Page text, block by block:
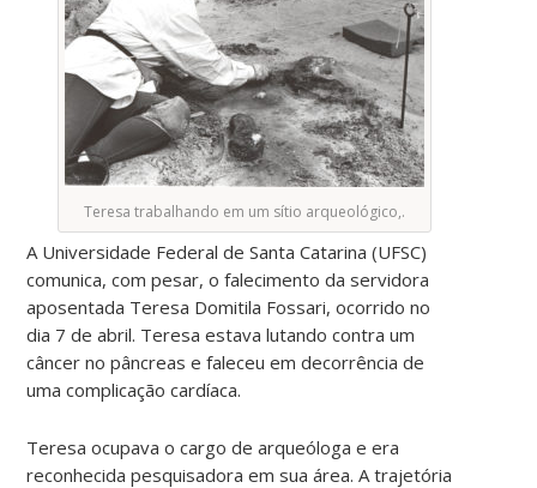
Teresa trabalhando em um sítio arqueológico,.
A Universidade Federal de Santa Catarina (UFSC)
comunica, com pesar, o falecimento da servidora
aposentada Teresa Domitila Fossari, ocorrido no
dia 7 de abril. Teresa estava lutando contra um
câncer no pâncreas e faleceu em decorrência de
uma complicação cardíaca.
Teresa ocupava o cargo de arqueóloga e era
reconhecida pesquisadora em sua área. A trajetória